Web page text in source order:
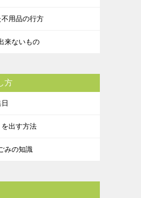
不用品の行方
来ないもの
方
出す方法
みの知識